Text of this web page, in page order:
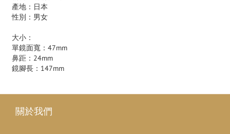
產地：日本
性別：男女
大小：
單鏡面寬：47mm
鼻距：24mm
鏡腳長：147mm
關於我們